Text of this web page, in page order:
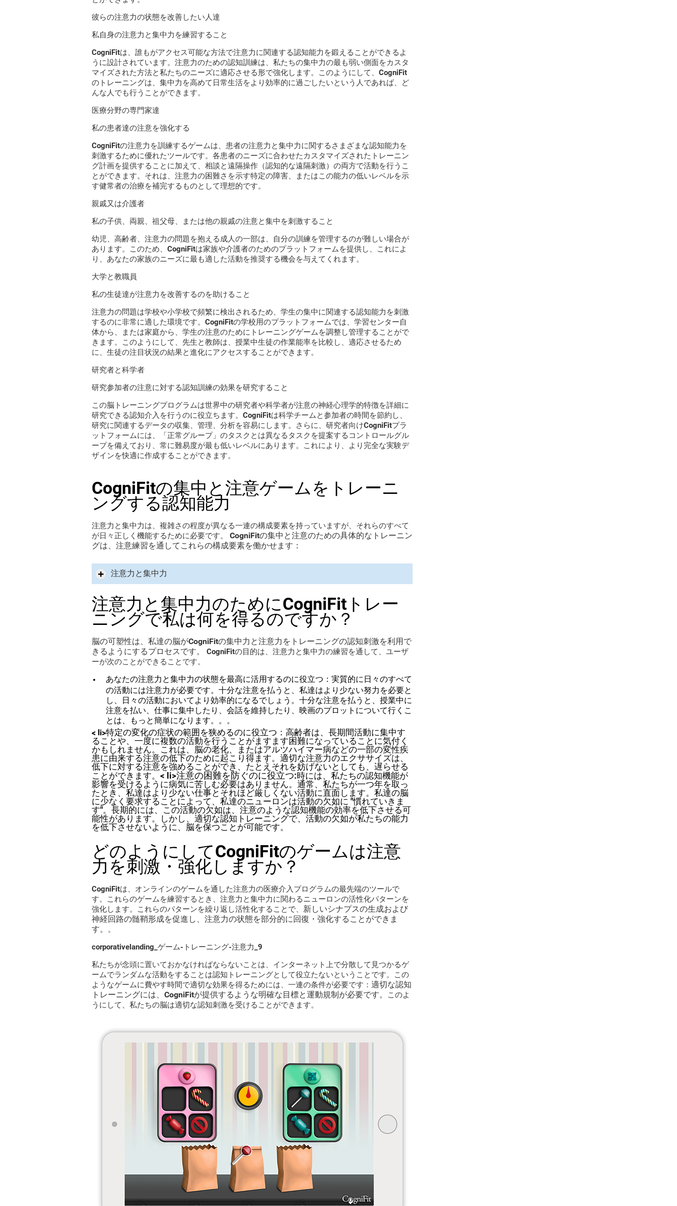
彼らの注意力の状態を改善したい人達
私自身の注意力と集中力を練習すること
CogniFitは、誰もがアクセス可能な方法で注意力に関連する認知能力を鍛えることができるよ
うに設計されています。注意力のための認知訓練は、私たちの集中力の最も弱い側面をカスタ
マイズされた方法と私たちのニーズに適応させる形で強化します。このようにして、CogniFit
のトレーニングは、集中力を高めて日常生活をより効率的に過ごしたいという人であれば、ど
んな人でも行うことができます。
医療分野の専門家達
私の患者達の注意を強化する
CogniFitの注意力を訓練するゲームは、患者の注意力と集中力に関するさまざまな認知能力を
刺激するために優れたツールです。各患者のニーズに合わせたカスタマイズされたトレーニン
グ計画を提供することに加えて、相談と遠隔操作（認知的な遠隔刺激）の両方で活動を行うこ
とができます。それは、注意力の困難さを示す特定の障害、またはこの能力の低いレベルを示
す健常者の治療を補完するものとして理想的です。
親戚又は介護者
私の子供、両親、祖父母、または他の親戚の注意と集中を刺激すること
幼児、高齢者、注意力の問題を抱える成人の一部は、自分の訓練を管理するのが難しい場合が
あります。このため、CogniFitは家族や介護者のためのプラットフォームを提供し、これによ
り、あなたの家族のニーズに最も適した活動を推奨する機会を与えてくれます。
大学と教職員
私の生徒達が注意力を改善するのを助けること
注意力の問題は学校や小学校で頻繁に検出されるため、学生の集中に関連する認知能力を刺激
するのに非常に適した環境です。CogniFitの学校用のプラットフォームでは、学習センター自
体から、または家庭から、学生の注意のためにトレーニングゲームを調整し管理することがで
きます。このようにして、先生と教師は、授業中生徒の作業能率を比較し、適応させるため
に、生徒の注目状況の結果と進化にアクセスすることができます。
研究者と科学者
研究参加者の注意に対する認知訓練の効果を研究すること
この脳トレーニングプログラムは世界中の研究者や科学者が注意の神経心理学的特徴を詳細に
研究できる認知介入を行うのに役立ちます。CogniFitは科学チームと参加者の時間を節約し、
研究に関連するデータの収集、管理、分析を容易にします。さらに、研究者向けCogniFitプラ
ットフォームには、「正常グループ」のタスクとは異なるタスクを提案するコントロールグル
ープを備えており、常に難易度が最も低いレベルにあります。これにより、より完全な実験デ
ザインを快適に作成することができます。
CogniFitの集中と注意ゲームをトレーニ
ングする認知能力
注意力と集中力は、複雑さの程度が異なる一連の構成要素を持っていますが、それらのすべて
が日々正しく機能するために必要です。
CogniFitの集中と注意のための具体的なトレーニン
グは、注意練習を通してこれらの構成要素を働かせます ：
注意力と集中力
注意力と集中力のためにCogniFitトレー
ニングで私は何を得るのですか？
脳の可塑性は、私達の脳がCogniFitの集中力と注意力をトレーニングの認知刺激を利用で
きるようにするプロセスです。
CogniFitの目的は、注意力と集中力の練習を通して、ユーザ
ーが次のことができることです。
あなたの注意力と集中力の状態を最高に活用するのに役立つ ：実質的に日々のすべて
の活動には注意力が必要です。十分な注意を払うと、私達はより少ない努力を必要と
し、日々の活動においてより効率的になるでしょう。十分な注意を払うと、授業中に
注意を払い、仕事に集中したり、会話を維持したり、映画のプロットについて行くこ
とは、もっと簡単になります。。。
< li>特定の変化の症状の範囲を狭めるのに役立つ ：高齢者は、長期間活動に集中す
ることや、一度に複数の活動を行うことがますます困難になっていることに気付く
かもしれません。これは、脳の老化、またはアルツハイマー病などの一部の変性疾
患に由来する注意の低下のために起こり得ます。適切な注意力のエクササイズは、
低下に対する注意を強めることができ、たとえそれを妨げないとしても、遅らせる
ことができます。< li>注意の困難を防ぐのに役立つ:時には、私たちの認知機能が
影響を受けるように病気に苦しむ必要はありません。通常、私たちが一つ年を取っ
たとき、私達はより少ない仕事とそれほど厳しくない活動に直面します。私達の脳
に少なく要求することによって、私達のニューロンは活動の欠如に "慣れていきま
す"。長期的には、この活動の欠如は、注意のような認知機能の効率を低下させる可
能性があります。しかし、適切な認知トレーニングで、活動の欠如が私たちの能力
を低下させないように、脳を保つことが可能です。
どのようにしてCogniFitのゲームは注意
力を刺激・強化しますか？
CogniFitは、オンラインのゲームを通した注意力の医療介入プログラムの最先端のツールで
す。これらのゲームを練習するとき、注意力と集中力に関わるニューロンの活性化パターンを
強化します。これらのパターンを繰り返し活性化することで、 新しいシナプスの生成および
神経回路の髄鞘形成を促進し、注意力の状態を部分的に回復・強化することができま
す。 。
corporativelanding_ゲーム-トレーニング-注意力_9
私たちが念頭に置いておかなければならないことは、インターネット上で分散して見つかるゲ
ームでランダムな活動をすることは認知トレーニングとして役立たないということです。この
ようなゲームに費やす時間で適切な効果を得るためには、一連の条件が必要です： 適切な認知
トレーニングには、CogniFitが提供するような明確な目標と運動規制が必要です。
このよ
うにして、私たちの脳は適切な認知刺激を受けることができます。